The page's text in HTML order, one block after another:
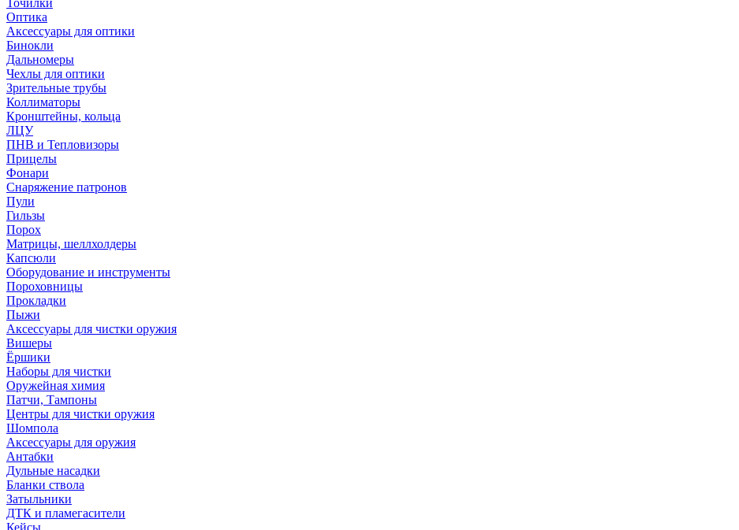
Точилки
Оптика
Аксессуары для оптики
Бинокли
Дальномеры
Чехлы для оптики
Зрительные трубы
Коллиматоры
Кронштейны, кольца
ЛЦУ
ПНВ и Тепловизоры
Прицелы
Фонари
Снаряжение патронов
Пули
Гильзы
Порох
Матрицы, шеллхолдеры
Капсюли
Оборудование и инструменты
Пороховницы
Прокладки
Пыжи
Аксессуары для чистки оружия
Вишеры
Ёршики
Наборы для чистки
Оружейная химия
Патчи, Тампоны
Центры для чистки оружия
Шомпола
Аксессуары для оружия
Антабки
Дульные насадки
Бланки ствола
Затыльники
ДТК и пламегасители
Кейсы